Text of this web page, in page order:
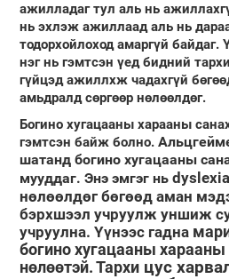
ажилладаг тул аль нь
нь эхлэж ажиллаад аль нь
тодорхойлоход амаргүй байдаг.
нэг нь гэмтсэн үед бидний
гүйцэд ажиллхж чадахгүй
амьдралд сөргөөр нөлөөлдөг.
Богино хугацааны харааны
гэмтсэн байж болно.
шатанд богино хугацааны
мууддаг. Энэ эмгэг ньdyslexia
нөлөөлдөг бөгөөд аман
бэрхшээл учруулж уншиж
учруулна. Үүнээс гадна
богино хугацааны
нөлөөтэй. Тархи цус